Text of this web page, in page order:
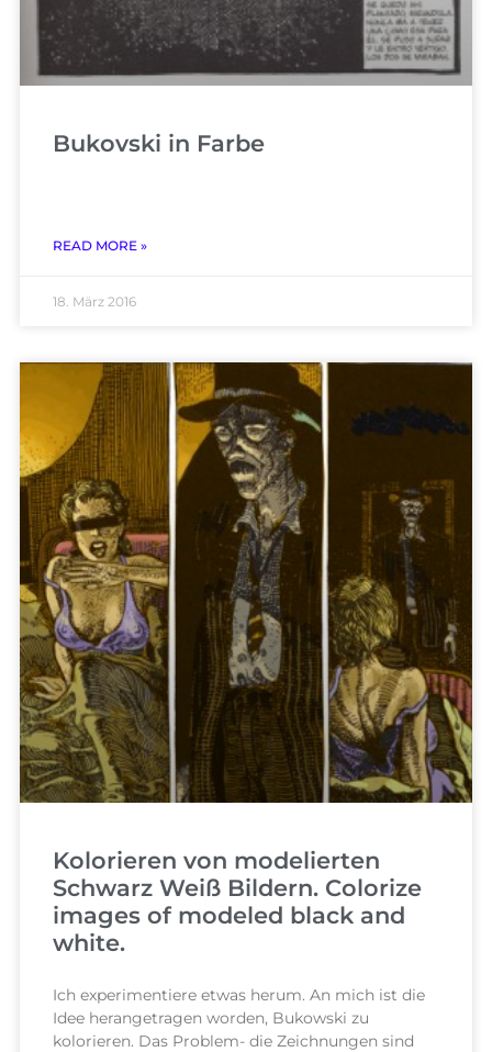
Bukovski in Farbe
READ MORE »
18. März 2016
Kolorieren von modelierten
Schwarz Weiß Bildern. Colorize
images of modeled black and
white.
Ich experimentiere etwas herum. An mich ist die
Idee herangetragen worden, Bukowski zu
kolorieren. Das Problem- die Zeichnungen sind